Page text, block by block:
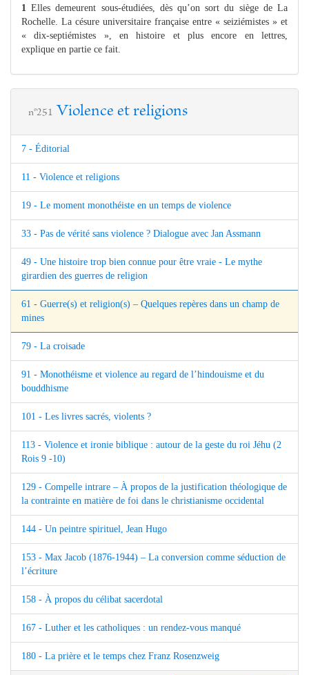
1 Elles demeurent sous-étudiées, dès qu’on sort du siège de La
Rochelle. La césure universitaire française entre « seiziémistes » et
« dix-septiémistes », en histoire et plus encore en lettres,
explique en partie ce fait.
n°251 Violence et religions
7 - Éditorial
11 - Violence et religions
19 - Le moment monothéiste en un temps de violence
33 - Pas de vérité sans violence ? Dialogue avec Jan Assmann
49 - Une histoire trop bien connue pour être vraie - Le mythe
girardien des guerres de religion
61 - Guerre(s) et religion(s) – Quelques repères dans un champ de
mines
79 - La croisade
91 - Monothéisme et violence au regard de l’hindouisme et du
bouddhisme
101 - Les livres sacrés, violents ?
113 - Violence et ironie biblique : autour de la geste du roi Jéhu (2
Rois 9 -10)
129 - Compelle intrare – À propos de la justification théologique de
la contrainte en matière de foi dans le christianisme occidental
144 - Un peintre spirituel, Jean Hugo
153 - Max Jacob (1876-1944) – La conversion comme séduction de
l’écriture
158 - À propos du célibat sacerdotal
167 - Luther et les catholiques : un rendez-vous manqué
180 - La prière et le temps chez Franz Rosenzweig